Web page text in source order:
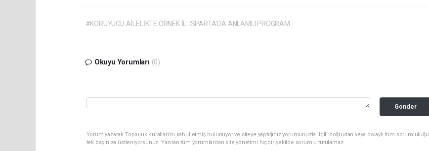
#KORUYUCU AİLELİKTE ÖRNEK İL: ISPARTA’DA ANLAMLI PROGRAM
Okuyu Yorumları (0)
Gonder
Yorum yazarak Topluluk Kuralları’nı kabul etmiş bulunuyor ve siteye yaptığınız yorumunuzla ilgili doğrudan veya dolaylı tüm sorumluluğu
tek başınıza üstleniyorsunuz. Yazılan tüm yorumlardan site yönetimi hiçbir şekilde sorumlu tutulamaz.